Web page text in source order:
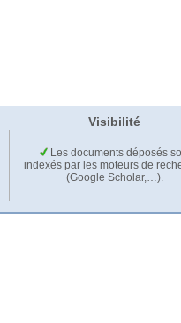
Visibilité
Les documents déposés
indexés par les moteurs de
(Google Scholar,…).